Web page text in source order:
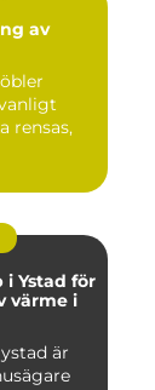
av
rensas,
Ystad för
värme i
är